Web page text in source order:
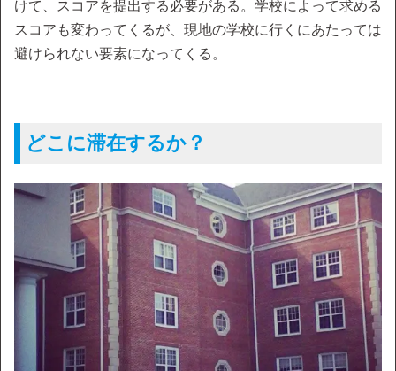
けて、スコアを提出する必要がある。学校によって求める
スコアも変わってくるが、現地の学校に行くにあたっては
避けられない要素になってくる。
どこに滞在するか？